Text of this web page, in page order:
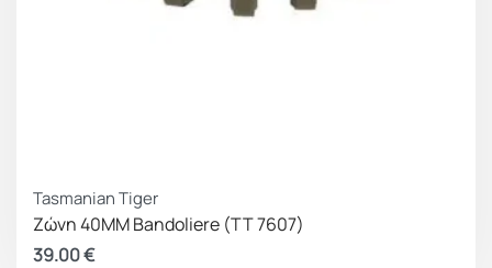
Tasmanian Tiger
Ζώνη 40ΜΜ Bandoliere (TT 7607)
39.00€